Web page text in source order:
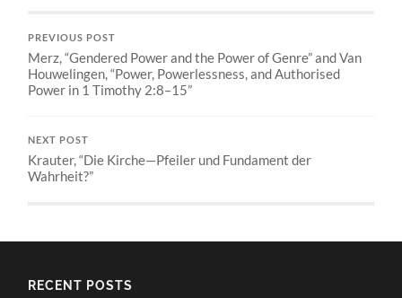
PREVIOUS POST
Merz, “Gendered Power and the Power of Genre” and Van
Houwelingen, “Power, Powerlessness, and Authorised
Power in 1 Timothy 2:8–15”
NEXT POST
Krauter, “Die Kirche—Pfeiler und Fundament der
Wahrheit?”
RECENT POSTS